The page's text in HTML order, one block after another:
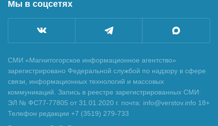
Мы в соцсетях
СМИ «Магнитогорское информационное агентство»
зарегистрировано Федеральной службой по надзору в сфере
связи, информационных технологий и массовых
коммуникаций. Запись в реестре зарегистрированных СМИ:
ЭЛ № ФС77-77805 от 31.01.2020 г. почта: info@verstov.info 18+
Телефон редакции +7 (3519) 279-733